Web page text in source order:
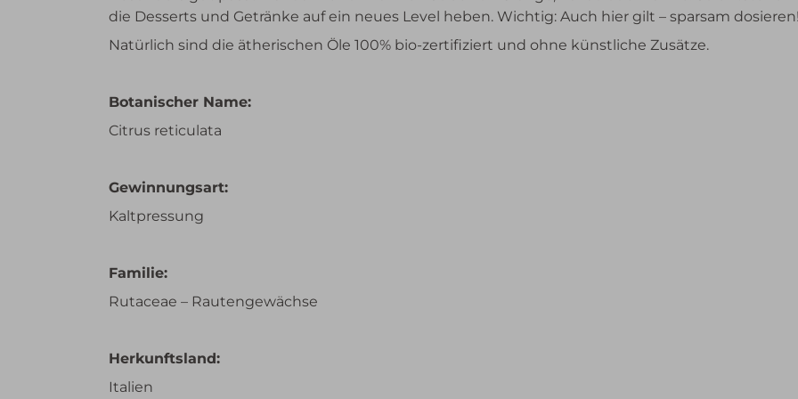
die Desserts und Getränke auf ein neues Level heben. Wichtig: Auch hier gilt – sparsam
Natürlich sind die ätherischen Öle 100% bio-zertifiziert und ohne künstliche Zusätze.
Botanischer Name:
Citrus reticulata
Gewinnungsart:
Kaltpressung
Familie:
Rutaceae – Rautengewächse
Herkunftsland:
Italien